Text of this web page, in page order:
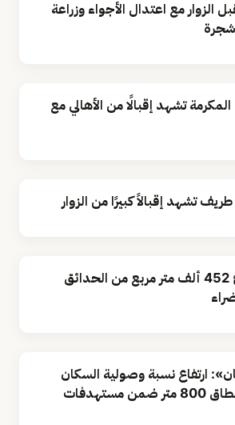
الزوار مع اعتدال الأجواء وزراعة
تشهد إقبالًا من الأهالي مع
تشهد إقبالاً كبيرًا من الزوار
أمانة الجوف تهيئ 452 ألف متر مربع من الحدائق
ارتفاع نسبة وصولية السكان
للحدائق العامة بنطاق 800 متر ضمن مستهدفات